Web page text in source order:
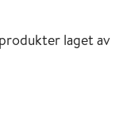
laget av